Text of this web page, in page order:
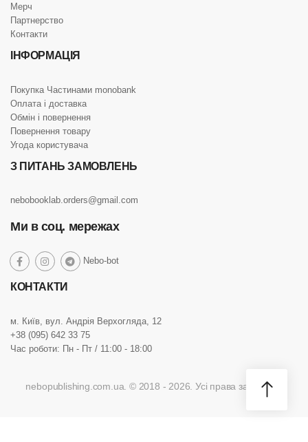
Мерч
Партнерство
Контакти
ІНФОРМАЦІЯ
Покупка Частинами monobank
Оплата і доставка
Обмін і повернення
Повернення товару
Угода користувача
З ПИТАНЬ ЗАМОВЛЕНЬ
nebobooklab.orders@gmail.com
Ми в соц. мережах
social social socialNebo-botsocial
КОНТАКТИ
м. Київ, вул. Андрія Верхогляда, 12
+38 (095) 642 33 75
Час роботи: Пн - Пт / 11:00 - 18:00
nebopublishing.com.ua. © 2018 - 2026. Усі права захищено